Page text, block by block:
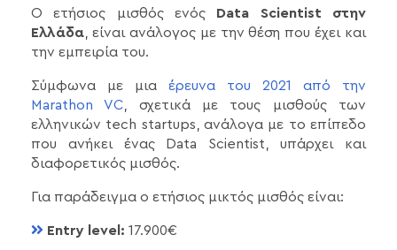
Ο ετήσιος μισθός ενός Data Scientist στην
Ελλάδα , είναι ανάλογος με την θέση που έχει και
την εμπειρία του.
Σύμφωνα με μια έρευνα του 2021 από την
Marathon VC , σχετικά με τους μισθούς των
ελληνικών tech startups, ανάλογα με το επίπεδο
που ανήκει ένας Data Scientist, υπάρχει και
διαφορετικός μισθός.
Για παράδειγμα ο ετήσιος μικτός μισθός είναι:
Entry level: 17.900€